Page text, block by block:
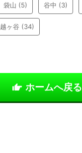
袋山 (5) 谷中 (3)
越ヶ谷 (34)
ホームへ戻る